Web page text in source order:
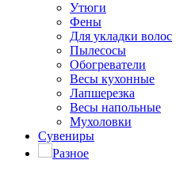
Утюги
Фены
Для укладки волос
Пылесосы
Обогреватели
Весы кухонные
Лапшерезка
Весы напольные
Мухоловки
Сувениры
Разное